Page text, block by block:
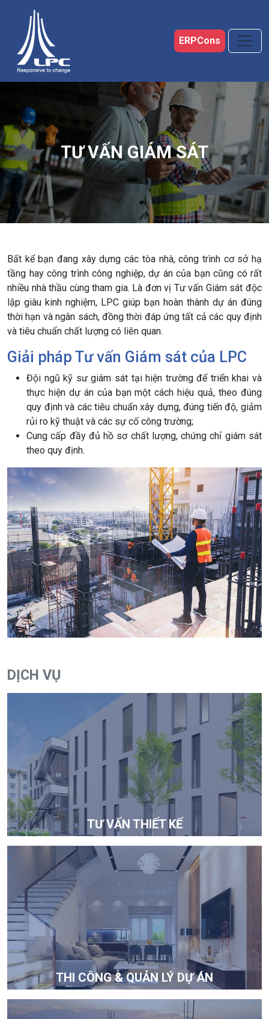
ERPCons
TƯ VẤN GIÁM SÁT
Bất kể bạn đang xây dựng các tòa nhà, công trình cơ sở hạ
tầng hay công trình công nghiệp, dự án của bạn cũng có rất
nhiều nhà thầu cùng tham gia. Là đơn vị Tư vấn Giám sát độc
lập giàu kinh nghiệm, LPC giúp bạn hoàn thành dự án đúng
thời hạn và ngân sách, đồng thời đáp ứng tất cả các quy định
và tiêu chuẩn chất lượng có liên quan.
Giải pháp Tư vấn Giám sát của LPC
Đội ngũ kỹ sư giám sát tại hiện trường để triển khai và
thực hiện dự án của bạn một cách hiệu quả, theo đúng
quy định và các tiêu chuẩn xây dựng, đúng tiến độ, giảm
rủi ro kỹ thuật và các sự cố công trường;
Cung cấp đầy đủ hồ sơ chất lượng, chứng chỉ giám sát
theo quy định.
DỊCH VỤ
TƯ VẤN THIẾT KẾ
THI CÔNG & QUẢN LÝ DỰ ÁN